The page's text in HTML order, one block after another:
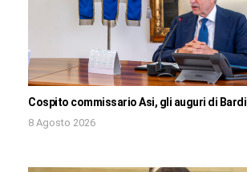
Cospito commissario Asi, gli auguri di Bardi
8 Agosto 2026